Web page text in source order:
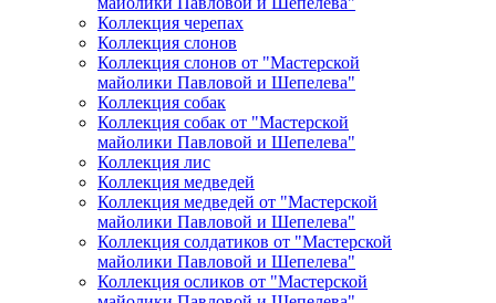
Коллекция черепах
Коллекция слонов
Коллекция слонов от "Мастерской
майолики Павловой и Шепелева"
Коллекция собак
Коллекция собак от "Мастерской
майолики Павловой и Шепелева"
Коллекция лис
Коллекция медведей
Коллекция медведей от "Мастерской
майолики Павловой и Шепелева"
Коллекция солдатиков от "Мастерской
майолики Павловой и Шепелева"
Коллекция осликов от "Мастерской